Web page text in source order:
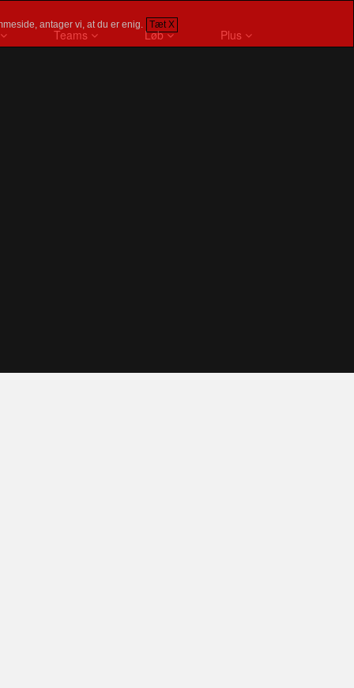
antager vi, at du er enig. Tæt X
Teams Løb Plus